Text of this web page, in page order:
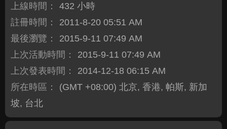
上線時間：
432 小時
註冊時間：
2011-8-20 05:51 AM
最後瀏覽：
2015-9-11 07:49 AM
上次活動時間：
2015-9-11 07:49 AM
上次發表時間：
2014-12-18 06:15 AM
所在時區：
(GMT +08:00) 北京, 香港, 帕斯, 新加
坡, 台北